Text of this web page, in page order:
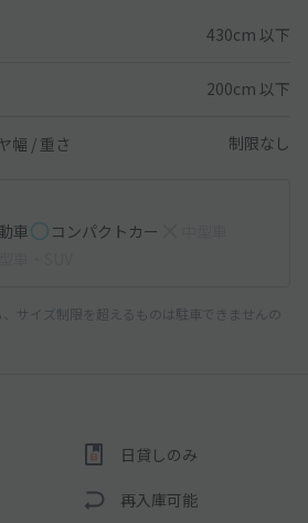
430cm 以下
200cm 以下
幅 /重さ 制限なし
車 コンパクトカー
サイズ制限を超えるものは駐車できませんの
日貸しのみ
再入庫可能